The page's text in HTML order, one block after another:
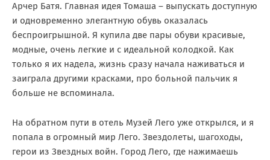
Арчер Батя. Главная идея Томаша – выпускать доступную
и одновременно элегантную обувь оказалась
беспроигрышной. Я купила две пары обуви красивые,
модные, очень легкие и с идеальной колодкой. Как
только я их надела, жизнь сразу начала наживаться и
заиграла другими красками, про больной пальчик я
больше не вспоминала.
На обратном пути в отель Музей Лего уже открылся, и я
попала в огромный мир Лего. Звездолеты, шагоходы,
герои из Звездных войн. Город Лего, где нажимаешь